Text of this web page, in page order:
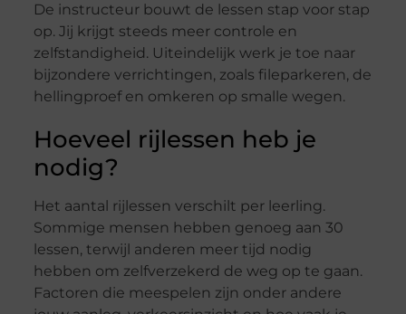
De instructeur bouwt de lessen stap voor stap
op. Jij krijgt steeds meer controle en
zelfstandigheid. Uiteindelijk werk je toe naar
bijzondere verrichtingen, zoals fileparkeren, de
hellingproef en omkeren op smalle wegen.
Hoeveel rijlessen heb je
nodig?
Het aantal rijlessen verschilt per leerling.
Sommige mensen hebben genoeg aan 30
lessen, terwijl anderen meer tijd nodig
hebben om zelfverzekerd de weg op te gaan.
Factoren die meespelen zijn onder andere